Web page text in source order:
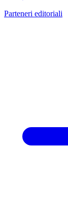
Parteneri editoriali